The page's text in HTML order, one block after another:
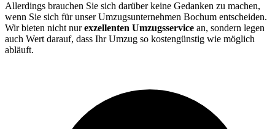
Allerdings brauchen Sie sich darüber keine Gedanken zu machen,
wenn Sie sich für unser Umzugsunternehmen Bochum entscheiden.
Wir bieten nicht nurexzellenten Umzugsservice an, sondern legen
auch Wert darauf, dass Ihr Umzug so kostengünstig wie möglich
abläuft.